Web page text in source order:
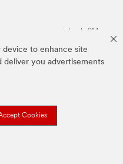
device to enhance site
deliver you advertisements
Cookies
son marcas comerciales de 3M.